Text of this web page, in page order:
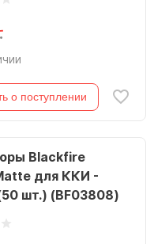
о поступлении
Blackfire
для ККИ -
шт.) (BF03808)